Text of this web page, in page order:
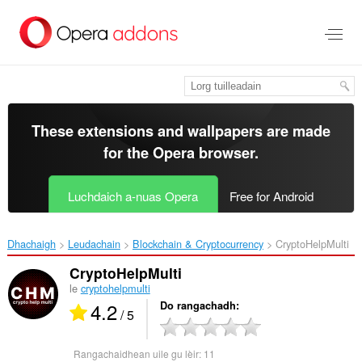
leum
gun
These extensions and wallpapers are made
for theOpera browser.
Luchdaich a-nuas Opera Free for Android
Dhachaigh Leudachain Blockchain & Cryptocurrency CryptoHelpMulti‎
CryptoHelpMulti
le cryptohelpmulti
4.2/ 5 Do rangachadh
Rangachaidhean uile gu lèir: 11